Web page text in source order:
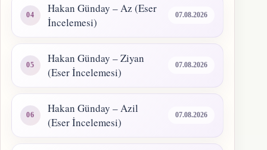
Hakan Günday – Az (Eser
İncelemesi)
07.08.2026
Hakan Günday – Ziyan
(Eser İncelemesi)
07.08.2026
Hakan Günday – Azil
(Eser İncelemesi)
07.08.2026